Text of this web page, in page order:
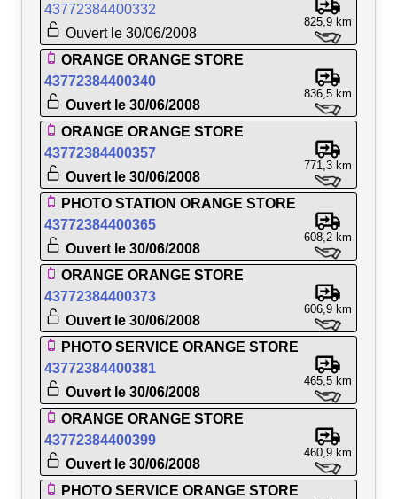
43772384400332
Ouvert le 30/06/2008
825,9 km
ORANGE ORANGE STORE
43772384400340
Ouvert le 30/06/2008
836,5 km
ORANGE ORANGE STORE
43772384400357
Ouvert le 30/06/2008
771,3 km
PHOTO STATION ORANGE STORE
43772384400365
Ouvert le 30/06/2008
608,2 km
ORANGE ORANGE STORE
43772384400373
Ouvert le 30/06/2008
606,9 km
PHOTO SERVICE ORANGE STORE
43772384400381
Ouvert le 30/06/2008
465,5 km
ORANGE ORANGE STORE
43772384400399
Ouvert le 30/06/2008
460,9 km
PHOTO SERVICE ORANGE STORE